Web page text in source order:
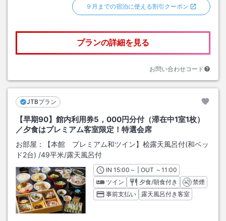
９月までの宿泊に使える割引クーポン
プランの詳細を見る
お問い合わせコード
JTBプラン
【早期90】館内利用券5，000円分付（滞在中1室1枚）
／夕食はプレミアム客室限定！特選会席
お部屋：
【本館 プレミアム和ツイン】桧露天風呂付(和ベッ
ド2台) /49平米/露天風呂付
INチェックイン
15:00 ～ | OUT チェックアウト
～11:00
ツイン
夕食/朝食付き
禁煙
事前支払い
露天風呂付き客室